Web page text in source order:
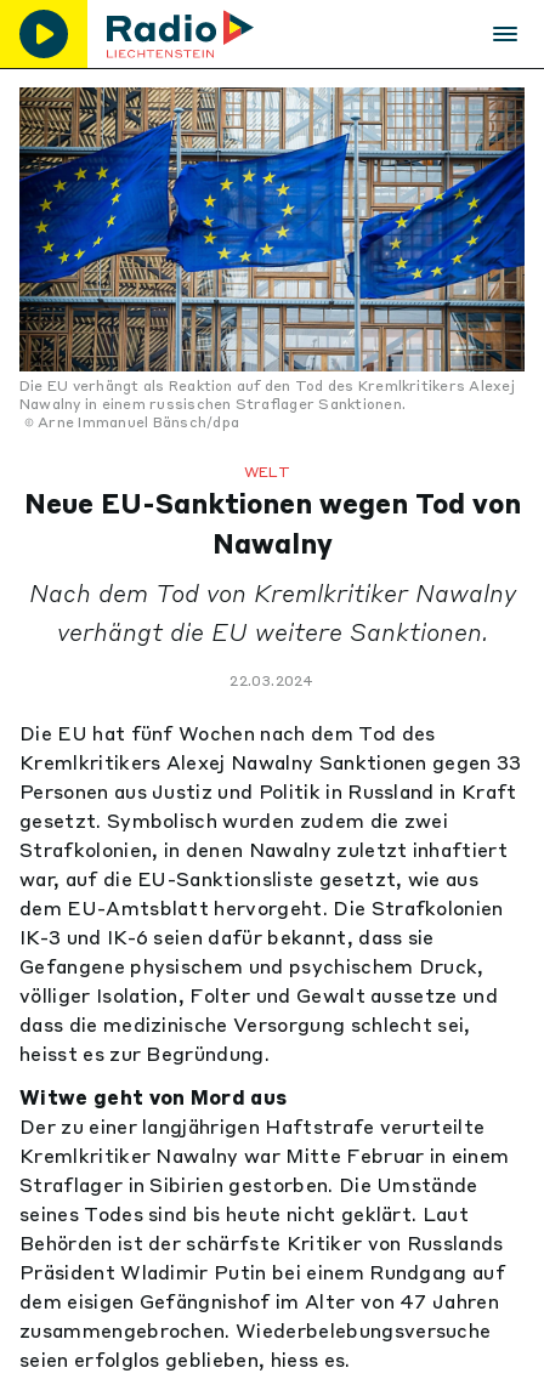
Die EU verhängt als Reaktion auf den Tod des Kremlkritikers Alexej
Nawalny in einem russischen Straflager Sanktionen.
Arne Immanuel Bänsch/dpa
WELT
Neue EU-Sanktionen wegen Tod von
Nawalny
Nach dem Tod von Kremlkritiker Nawalny
verhängt die EU weitere Sanktionen.
22.03.2024
Die EU hat fünf Wochen nach dem Tod des
Kremlkritikers Alexej Nawalny Sanktionen gegen 33
Personen aus Justiz und Politik in Russland in Kraft
gesetzt. Symbolisch wurden zudem die zwei
Strafkolonien, in denen Nawalny zuletzt inhaftiert
war, auf die EU-Sanktionsliste gesetzt, wie aus
dem EU-Amtsblatt hervorgeht. Die Strafkolonien
IK-3 und IK-6 seien dafür bekannt, dass sie
Gefangene physischem und psychischem Druck,
völliger Isolation, Folter und Gewalt aussetze und
dass die medizinische Versorgung schlecht sei,
heisst es zur Begründung.
Witwe geht von Mord aus
Der zu einer langjährigen Haftstrafe verurteilte
Kremlkritiker Nawalny war Mitte Februar in einem
Straflager in Sibirien gestorben. Die Umstände
seines Todes sind bis heute nicht geklärt. Laut
Behörden ist der schärfste Kritiker von Russlands
Präsident Wladimir Putin bei einem Rundgang auf
dem eisigen Gefängnishof im Alter von 47 Jahren
zusammengebrochen. Wiederbelebungsversuche
seien erfolglos geblieben, hiess es.